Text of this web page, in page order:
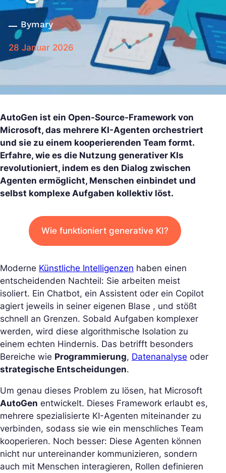
Bymary
28 Januar 2026
AutoGen ist ein Open-Source-Framework von
Microsoft, das mehrere KI-Agenten orchestriert
und sie zu einem kooperierenden Team formt.
Erfahre, wie es die Nutzung generativer KIs
revolutioniert, indem es den Dialog zwischen
Agenten ermöglicht, Menschen einbindet und
selbst komplexe Aufgaben kollektiv löst.
Wie funktioniert generative KI?
Moderne Künstliche Intelligenzen haben einen
entscheidenden Nachteil: Sie arbeiten meist
isoliert. Ein Chatbot, ein Assistent oder ein Copilot
agiert jeweils in seiner eigenen Blase , und stößt
schnell an Grenzen. Sobald Aufgaben komplexer
werden, wird diese algorithmische Isolation zu
einem echten Hindernis. Das betrifft besonders
Bereiche wie Programmierung, Datenanalyse oder
strategische Entscheidungen.
Um genau dieses Problem zu lösen, hat Microsoft
AutoGen entwickelt. Dieses Framework erlaubt es,
mehrere spezialisierte KI-Agenten miteinander zu
verbinden, sodass sie wie ein menschliches Team
kooperieren. Noch besser: Diese Agenten können
nicht nur untereinander kommunizieren, sondern
auch mit Menschen interagieren, Rollen definieren